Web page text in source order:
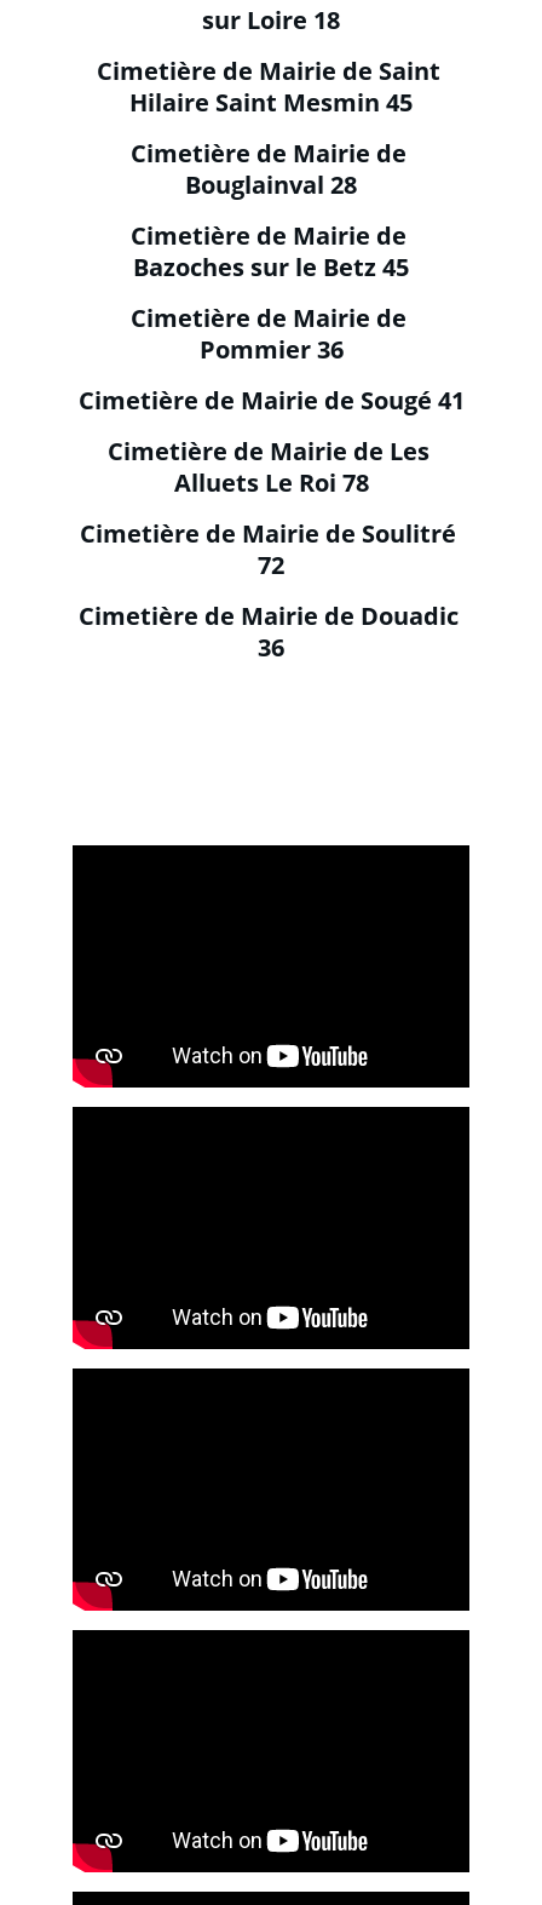
sur Loire 18
Cimetière de Mairie de Saint
Hilaire Saint Mesmin 45
Cimetière de Mairie de
Bouglainval 28
Cimetière de Mairie de
Bazoches sur le Betz 45
Cimetière de Mairie de
Pommier 36
Cimetière de Mairie de Sougé 41
Cimetière de Mairie de Les
Alluets Le Roi 78
Cimetière de Mairie de Soulitré
72
Cimetière de Mairie de Douadic
36